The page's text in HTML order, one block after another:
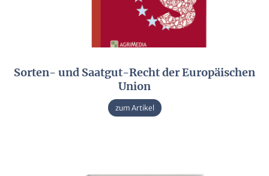
Sorten- und Saatgut-Recht der Europäischen
Union
zum Artikel